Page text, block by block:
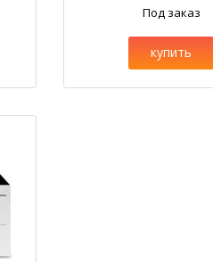
Под заказ
купить